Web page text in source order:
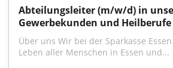
Abteilungsleiter (m/w/d) in
Gewerbekunden und Heilberufe
Über uns Wir bei der Sparkasse
Leben aller Menschen in Essen und...